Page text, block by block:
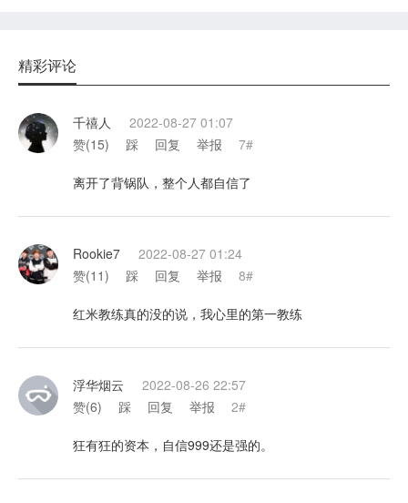
精彩评论
千禧人
2022-08-27 01:07
赞(15) 踩 回复 举报 7#
离开了背锅队，整个人都自信了
Rookie7
2022-08-27 01:24
赞(11) 踩 回复 举报 8#
红米教练真的没的说，我心里的第一教练
浮华烟云
2022-08-26 22:57
赞(6) 踩 回复 举报 2#
狂有狂的资本，自信999还是强的。